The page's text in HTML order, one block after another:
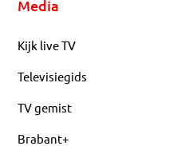
Media
Kijk live TV
Televisiegids
TV gemist
Brabant+